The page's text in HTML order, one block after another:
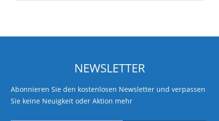
NEWSLETTER
Abonnieren Sie den kostenlosen Newsletter und verpassen
Sie keine Neuigkeit oder Aktion mehr